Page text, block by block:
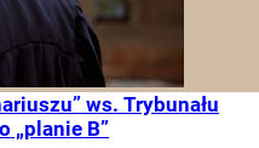
ws. Trybunału
„planie B”